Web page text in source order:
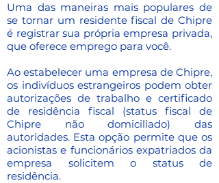
Uma das maneiras mais populares de
se tornar um residente fiscal de Chipre
é registrar sua própria empresa privada,
que oferece emprego para você.
Ao estabelecer uma empresa de Chipre,
os indivíduos estrangeiros podem obter
autorizações de trabalho e certificado
de residência fiscal (status fiscal de
Chipre não domiciliado) das
autoridades. Esta opção permite que os
acionistas e funcionários expatriados da
empresa solicitem o status de
residência.